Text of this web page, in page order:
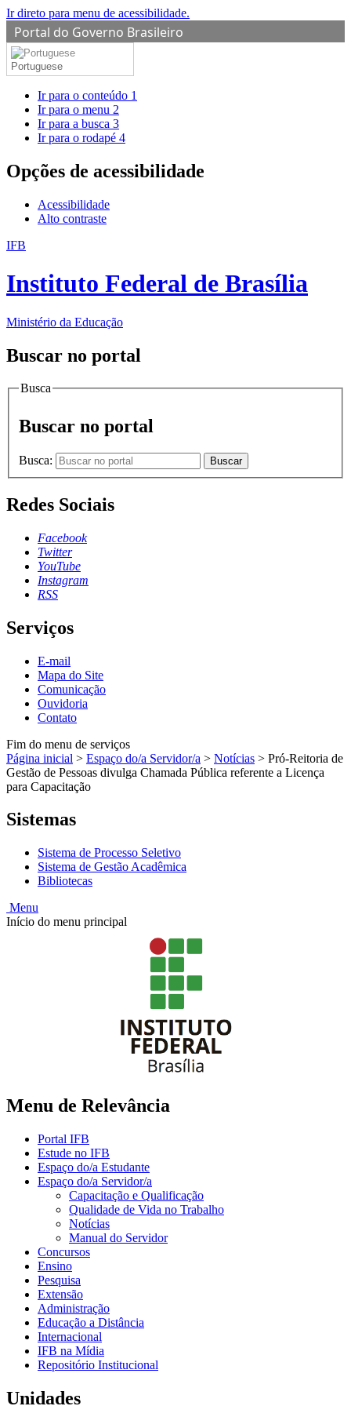
Ir direto para menu de acessibilidade.
Portal do Governo Brasileiro
Portuguese
Ir para o conteúdo 1
Ir para o menu 2
Ir para a busca 3
Ir para o rodapé 4
Opções de acessibilidade
Acessibilidade
Alto contraste
IFB
Instituto Federal de Brasília
Ministério da Educação
Buscar no portal
Busca
Buscar no portal
Busca: Buscar
Redes Sociais
Facebook
Twitter
YouTube
Instagram
RSS
Serviços
E-mail
Mapa do Site
Comunicação
Ouvidoria
Contato
Fim do menu de serviços
Página inicial > Espaço do/a Servidor/a > Notícias > Pró-Reitoria de
Gestão de Pessoas divulga Chamada Pública referente a Licença
para Capacitação
Sistemas
Sistema de Processo Seletivo
Sistema de Gestão Acadêmica
Bibliotecas
Menu
Início do menu principal
Menu de Relevância
Portal IFB
Estude no IFB
Espaço do/a Estudante
Espaço do/a Servidor/a
Capacitação e Qualificação
Qualidade de Vida no Trabalho
Notícias
Manual do Servidor
Concursos
Ensino
Pesquisa
Extensão
Administração
Educação a Distância
Internacional
IFB na Mídia
Repositório Institucional
Unidades